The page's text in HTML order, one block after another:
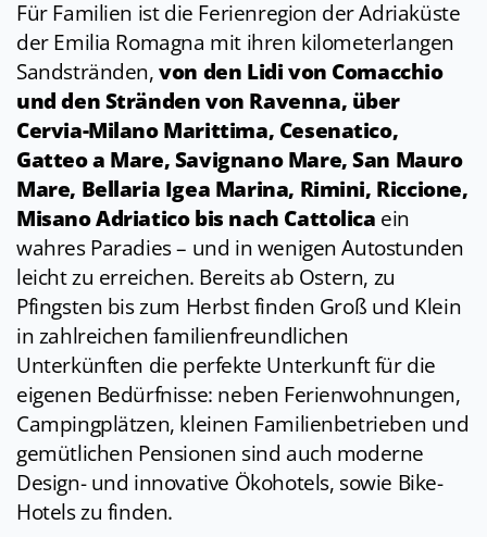
Für Familien ist die Ferienregion der Adriaküste
der Emilia Romagna mit ihren kilometerlangen
Sandstränden,von den Lidi von Comacchio
und den Stränden von Ravenna, über
Cervia-Milano Marittima, Cesenatico,
Gatteo a Mare, Savignano Mare, San Mauro
Mare, Bellaria Igea Marina, Rimini, Riccione,
Misano Adriatico bis nach Cattolica ein
wahres Paradies – und in wenigen Autostunden
leicht zu erreichen. Bereits ab Ostern, zu
Pfingsten bis zum Herbst finden Groß und Klein
in zahlreichen familienfreundlichen
Unterkünften die perfekte Unterkunft für die
eigenen Bedürfnisse: neben Ferienwohnungen,
Campingplätzen, kleinen Familienbetrieben und
gemütlichen Pensionen sind auch moderne
Design- und innovative Ökohotels, sowie Bike-
Hotels zu finden.